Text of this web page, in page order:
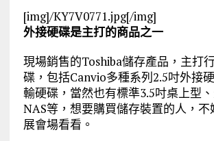
[img]/KY7V0771.jpg[/img]
外接硬碟是主打的商品之一
現場銷售的Toshiba儲存產品，主打
碟，包括Canvio多種系列2.5吋外接
輸硬碟，當然也有標準3.5吋桌上型
NAS等，想要購買儲存裝置的人，不
展會場看看。